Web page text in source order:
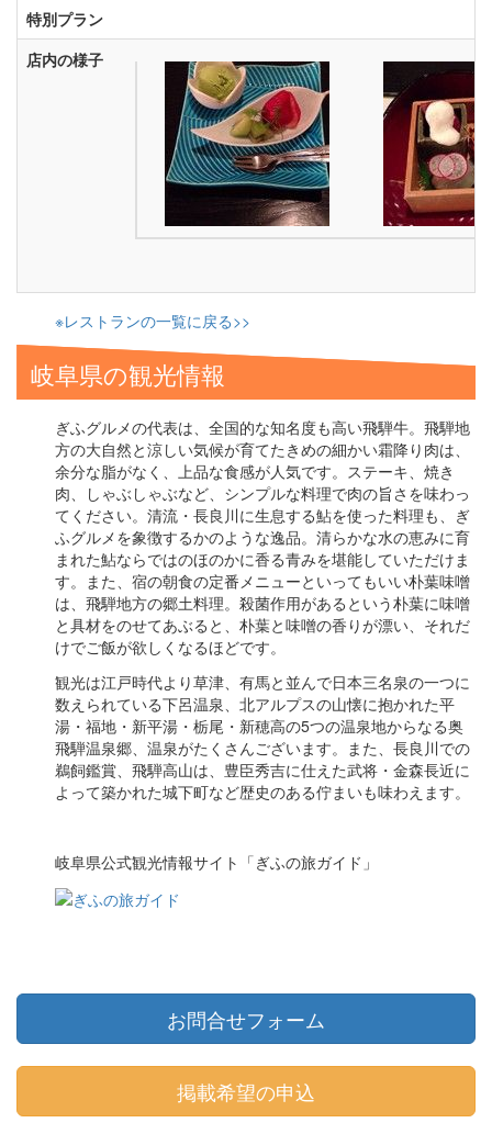
特別プラン
店内の様子
※レストランの一覧に戻る>>
岐阜県の観光情報
ぎふグルメの代表は、全国的な知名度も高い飛騨牛。飛騨地
方の大自然と涼しい気候が育てたきめの細かい霜降り肉は、
余分な脂がなく、上品な食感が人気です。ステーキ、焼き
肉、しゃぶしゃぶなど、シンプルな料理で肉の旨さを味わっ
てください。清流・長良川に生息する鮎を使った料理も、ぎ
ふグルメを象徴するかのような逸品。清らかな水の恵みに育
まれた鮎ならではのほのかに香る青みを堪能していただけま
す。また、宿の朝食の定番メニューといってもいい朴葉味噌
は、飛騨地方の郷土料理。殺菌作用があるという朴葉に味噌
と具材をのせてあぶると、朴葉と味噌の香りが漂い、それだ
けでご飯が欲しくなるほどです。
観光は江戸時代より草津、有馬と並んで日本三名泉の一つに
数えられている下呂温泉、北アルプスの山懐に抱かれた平
湯・福地・新平湯・栃尾・新穂高の5つの温泉地からなる奥
飛騨温泉郷、温泉がたくさんございます。また、長良川での
鵜飼鑑賞、飛騨高山は、豊臣秀吉に仕えた武将・金森長近に
よって築かれた城下町など歴史のある佇まいも味わえます。
岐阜県公式観光情報サイト「ぎふの旅ガイド」
お問合せフォーム
掲載希望の申込